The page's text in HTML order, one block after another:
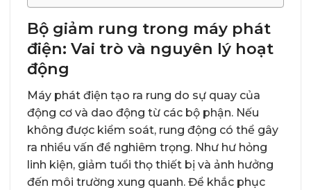
Bộ giảm rung trong máy phát
điện: Vai trò và nguyên lý hoạt
động
Máy phát điện tạo ra rung do sự quay của
động cơ và dao động từ các bộ phận. Nếu
không được kiểm soát, rung động có thể gây
ra nhiều vấn đề nghiêm trọng. Như hư hỏng
linh kiện, giảm tuổi thọ thiết bị và ảnh hưởng
đến môi trường xung quanh. Để khắc phục